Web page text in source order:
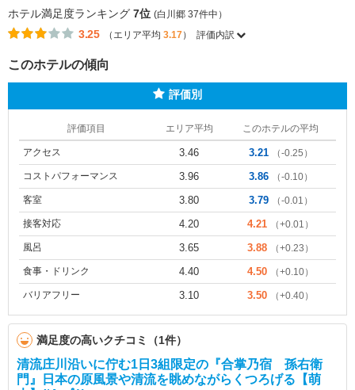
ホテル満足度ランキング 7位 (白川郷 37件中）
3.25 （エリア平均 3.17） 評価内訳
このホテルの傾向
評価別
評価項目 エリア平均 このホテルの平均
アクセス 3.46 3.21 （-0.25）
コストパフォーマンス 3.96 3.86 （-0.10）
客室 3.80 3.79 （-0.01）
接客対応 4.20 4.21 （+0.01）
風呂 3.65 3.88 （+0.23）
食事・ドリンク 4.40 4.50 （+0.10）
バリアフリー 3.10 3.50 （+0.40）
満足度の高いクチコミ（1件）
清流庄川沿いに佇む1日3組限定の『合掌乃宿 孫右衛
門』日本の原風景や清流を眺めながらくつろげる【萌